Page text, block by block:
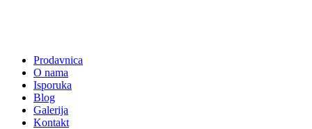
Prodavnica
O nama
Isporuka
Blog
Galerija
Kontakt